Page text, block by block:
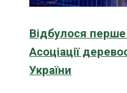
Відбулося перше
Асоціації
України